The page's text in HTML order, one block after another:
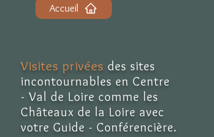
Accueil
Visites privées des sites
incontournables en Centre
- Val de Loire comme les
Châteaux de la Loire avec
votre Guide - Conférencière.